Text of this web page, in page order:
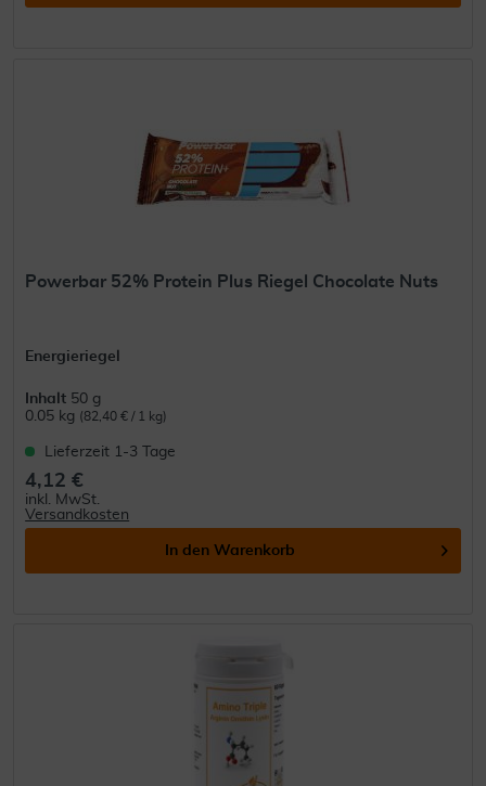
Powerbar 52% Protein Plus Riegel Chocolate Nuts
Energieriegel
Inhalt 50 g
0.05 kg (82,40 € / 1 kg)
Lieferzeit 1-3 Tage
4,12 €
inkl. MwSt.
Versandkosten
In den Warenkorb